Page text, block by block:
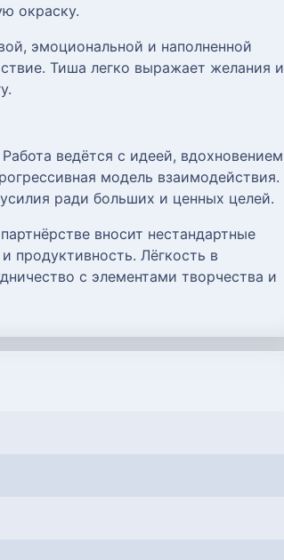
окраску.
эмоциональной и наполненной
Тиша легко выражает желания и
ведётся с идеей, вдохновением
модель взаимодействия.
ради больших и ценных целей.
вносит нестандартные
продуктивность. Лёгкость в
с элементами творчества и